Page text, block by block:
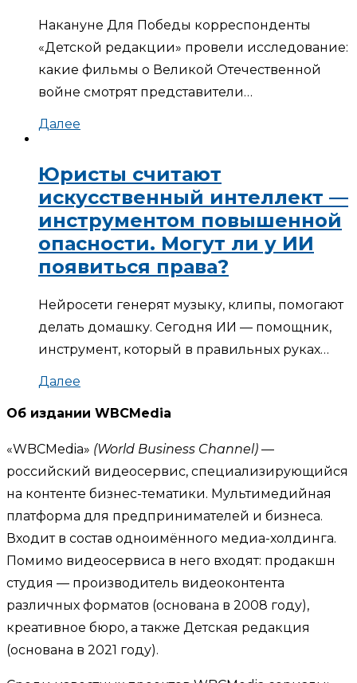
Накануне Для Победы корреспонденты
«Детской редакции» провели исследование:
какие фильмы о Великой Отечественной
войне смотрят представители…
Далее
Юристы считают
искусственный интеллект —
инструментом повышенной
опасности. Могут ли у ИИ
появиться права?
Нейросети генерят музыку, клипы, помогают
делать домашку. Сегодня ИИ — помощник,
инструмент, который в правильных руках…
Далее
Об издании WBCMedia
«WBCMedia» (World Business Channel) —
российский видеосервис, специализирующийся
на контенте бизнес-тематики. Мультимедийная
платформа для предпринимателей и бизнеса.
Входит в состав одноимённого медиа-холдинга.
Помимо видеосервиса в него входят: продакшн
студия — производитель видеоконтента
различных форматов (основана в 2008 году),
креативное бюро, а также Детская редакция
(основана в 2021 году).